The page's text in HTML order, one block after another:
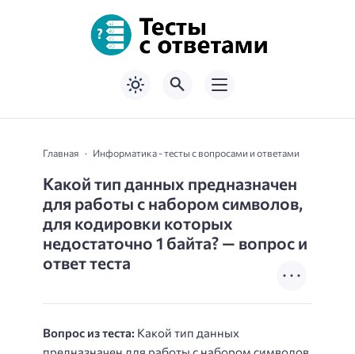
Главная Информатика - тесты с вопросами и ответами
Какой тип данных предназначен
для работы с набором символов,
для кодировки которых
недостаточно 1 байта? — вопрос и
ответ теста
Вопрос из теста: Какой тип данных